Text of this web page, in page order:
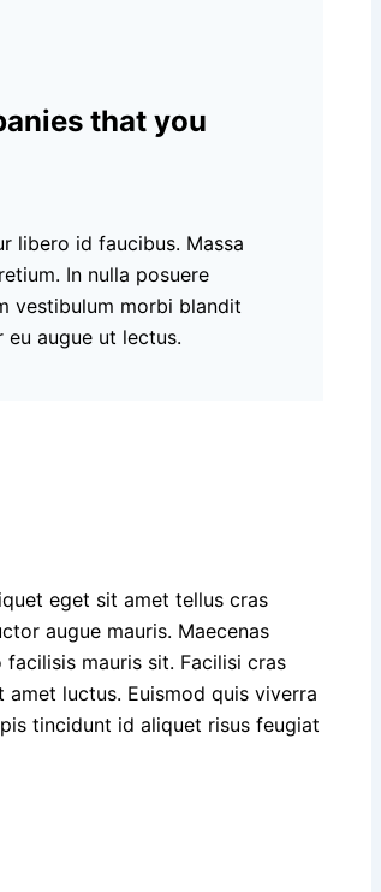
that you
libero id faucibus. Massa
In nulla posuere
vestibulum morbi blandit
eu augue ut lectus.
eget sit amet tellus cras
augue mauris. Maecenas
mauris sit. Facilisi cras
luctus. Euismod quis viverra
tincidunt id aliquet risus feugiat